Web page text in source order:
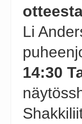
Li
14:30